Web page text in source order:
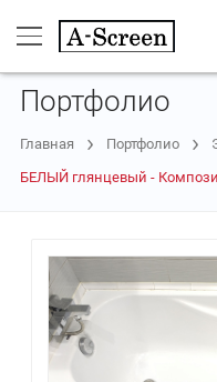
Портфолио
Главная Портфолио
БЕЛЫЙ глянцевый -